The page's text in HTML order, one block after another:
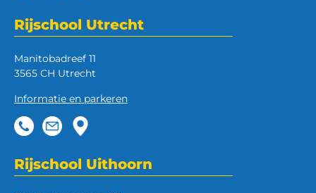
Rijschool Utrecht
Manitobadreef 11
3565 CH Utrecht
Informatie en parkeren
Rijschool Uithoorn